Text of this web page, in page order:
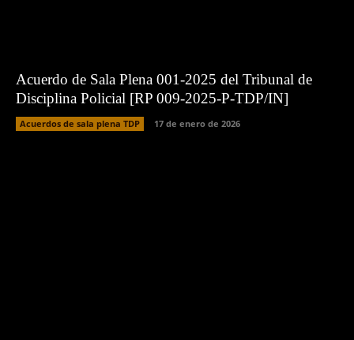
Acuerdo de Sala Plena 001-2025 del Tribunal de
Disciplina Policial [RP 009-2025-P-TDP/IN]
Acuerdos de sala plena TDP 17 de enero de 2026